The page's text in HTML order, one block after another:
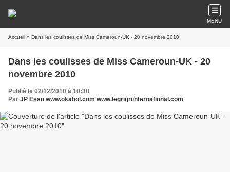
MENU
Accueil » Dans les coulisses de Miss Cameroun-UK - 20 novembre 2010
Dans les coulisses de Miss Cameroun-UK - 20
novembre 2010
Publié le 02/12/2010 à 10:38
Par JP Esso www.okabol.com www.legrigriinternational.com